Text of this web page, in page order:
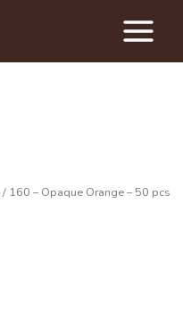
Main
Menu
/ 160 – Opaque Orange – 50 pcs